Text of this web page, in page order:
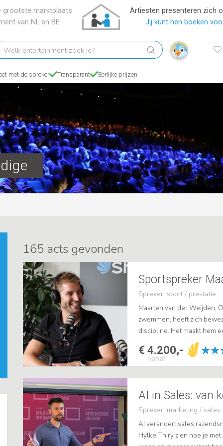
grootste marktplaats
van NL en BE
Artiesten presenteren zich
Jij kunt hen boeken
met de spreker Transparant Eerlijke prijzen
165 acts gevonden
Spreker, sport / prestatie
Maarten van der Weijden,
zwemmen, heeft zich
discipline. Het maakt hem
doorzettingsvermogen.
met zijn warme...
€ 4.200,-
vanaf
Spreker, marketing / sales
AI verandert sales
Hylke Thiry zien hoe je